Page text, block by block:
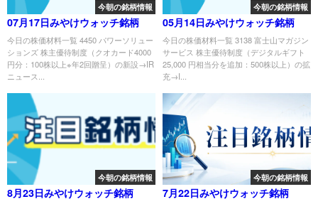
今朝の銘柄情報
07月17日みやけウォッチ銘柄
今日の株価材料一覧 4450 パワーソリュー
ションズ 株主優待制度（クオカード4000
円分：100株以上※年2回贈呈）の新設→IR
ニュース...
今朝の銘柄情報
05月14日みやけウォッチ銘柄
今日の株価材料一覧 3138 富士山マガジン
サービス 株主優待制度（デジタルギフト
25,000 円相当分を追加：500株以上）の拡
充→I...
今朝の銘柄情報
8月23日みやけウォッチ銘柄
今朝の銘柄情報
7月22日みやけウォッチ銘柄